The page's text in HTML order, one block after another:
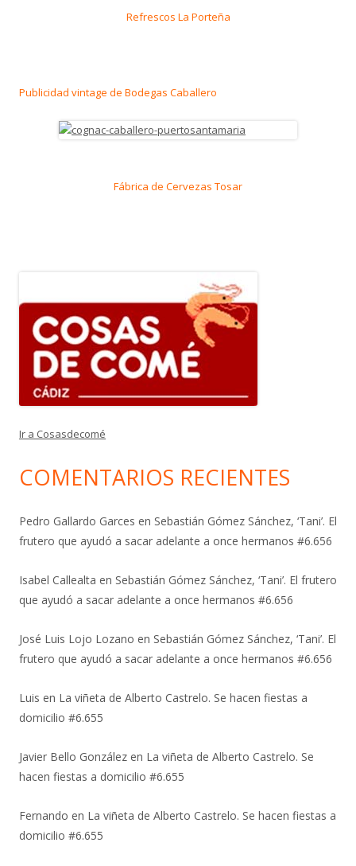
Refrescos La Porteña
Publicidad vintage de Bodegas Caballero
Fábrica de Cervezas Tosar
Ir a Cosasdecomé
COMENTARIOS RECIENTES
Pedro Gallardo Garces en Sebastián Gómez Sánchez, ‘Tani’. El
frutero que ayudó a sacar adelante a once hermanos #6.656
Isabel Callealta en Sebastián Gómez Sánchez, ‘Tani’. El frutero
que ayudó a sacar adelante a once hermanos #6.656
José Luis Lojo Lozano en Sebastián Gómez Sánchez, ‘Tani’. El
frutero que ayudó a sacar adelante a once hermanos #6.656
Luis en La viñeta de Alberto Castrelo. Se hacen fiestas a
domicilio #6.655
Javier Bello González en La viñeta de Alberto Castrelo. Se
hacen fiestas a domicilio #6.655
Fernando en La viñeta de Alberto Castrelo. Se hacen fiestas a
domicilio #6.655